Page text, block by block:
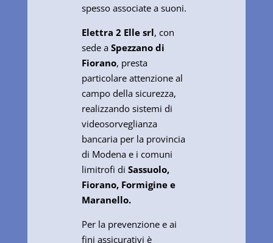
spesso associate a suoni.
Elettra 2 Elle srl, con
sede a Spezzano di
Fiorano, presta
particolare attenzione al
campo della sicurezza,
realizzando sistemi di
videosorveglianza
bancaria per la provincia
di Modena e i comuni
limitrofi di Sassuolo,
Fiorano, Formigine e
Maranello.
Per la prevenzione e ai
fini assicurativi è